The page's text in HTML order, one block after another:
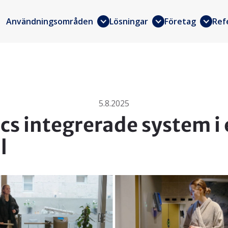
Användningsområden Lösningar Företag
5.8.2025
integrerade system i